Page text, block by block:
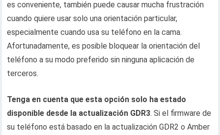
es conveniente, también puede causar mucha frustración
cuando quiere usar solo una orientación particular,
especialmente cuando usa su teléfono en la cama.
Afortunadamente, es posible bloquear la orientación del
teléfono a su modo preferido sin ninguna aplicación de
terceros.
Tenga en cuenta que esta opción solo ha estado
disponible desde la actualización GDR3. Si el firmware de
su teléfono está basado en la actualización GDR2 o Amber